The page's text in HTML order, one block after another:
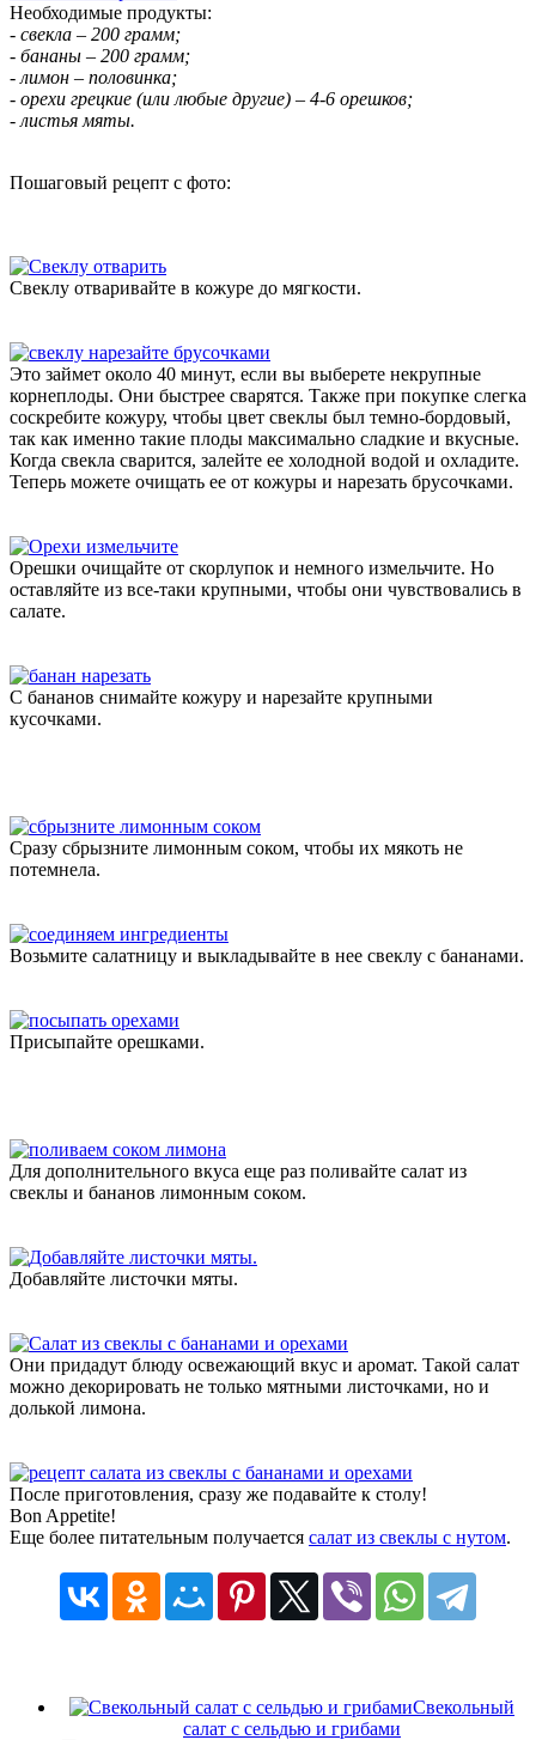
Необходимые продукты:
- свекла – 200 грамм;
- бананы – 200 грамм;
- лимон – половинка;
- орехи грецкие (или любые другие) – 4-6 орешков;
- листья мяты.
Пошаговый рецепт с фото:
Свеклу отваривайте в кожуре до мягкости.
Это займет около 40 минут, если вы выберете некрупные
корнеплоды. Они быстрее сварятся. Также при покупке слегка
соскребите кожуру, чтобы цвет свеклы был темно-бордовый,
так как именно такие плоды максимально сладкие и вкусные.
Когда свекла сварится, залейте ее холодной водой и охладите.
Теперь можете очищать ее от кожуры и нарезать брусочками.
Орешки очищайте от скорлупок и немного измельчите. Но
оставляйте из все-таки крупными, чтобы они чувствовались в
салате.
С бананов снимайте кожуру и нарезайте крупными
кусочками.
Сразу сбрызните лимонным соком, чтобы их мякоть не
потемнела.
Возьмите салатницу и выкладывайте в нее свеклу с бананами.
Присыпайте орешками.
Для дополнительного вкуса еще раз поливайте салат из
свеклы и бананов лимонным соком.
Добавляйте листочки мяты.
Они придадут блюду освежающий вкус и аромат. Такой салат
можно декорировать не только мятными листочками, но и
долькой лимона.
После приготовления, сразу же подавайте к столу!
Bon Appetite!
Еще более питательным получается салат из свеклы с нутом.
Свекольный
салат с сельдью и грибами